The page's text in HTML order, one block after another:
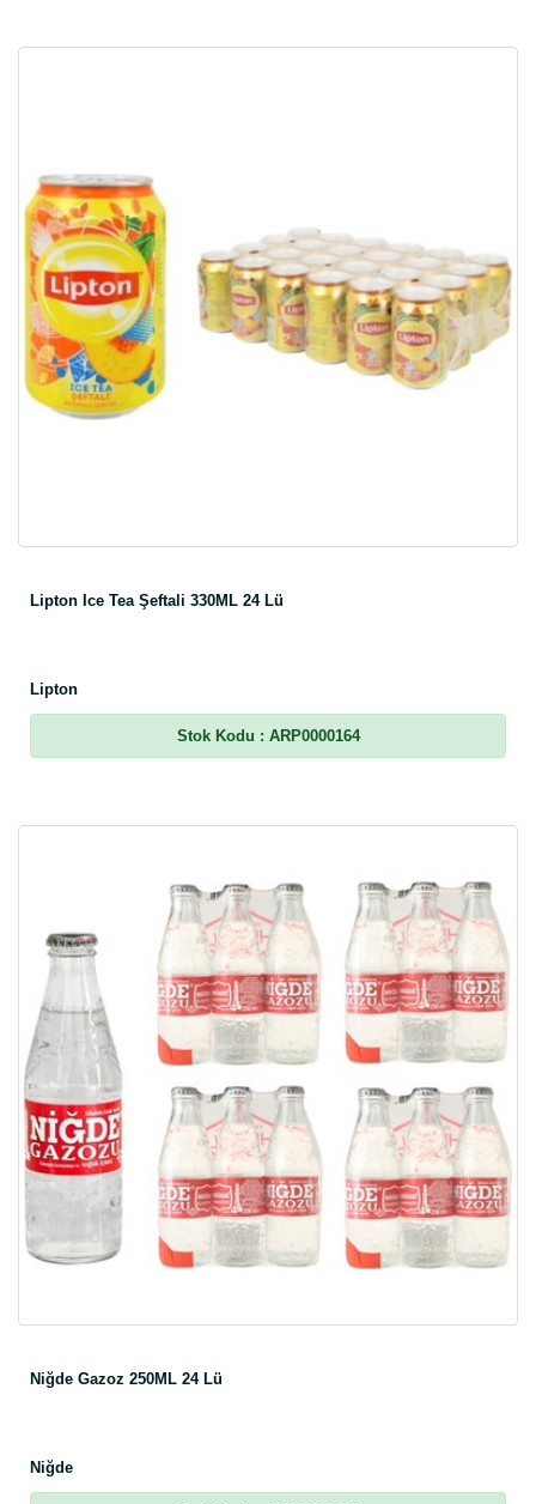
Lipton Ice Tea Şeftali 330ML 24 Lü
Lipton
Stok Kodu : ARP0000164
Niğde Gazoz 250ML 24 Lü
Niğde